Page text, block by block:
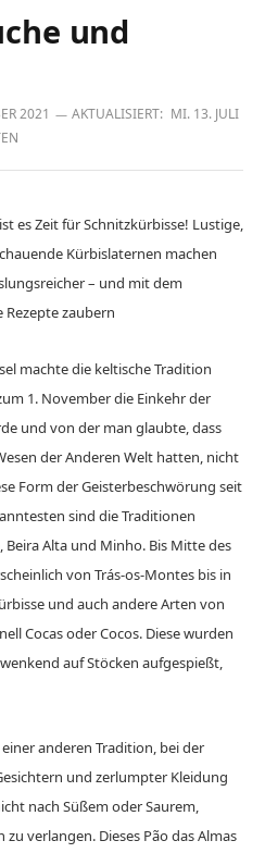
und
2021 AKTUALISIERT: MI. 13. JULI
es Zeit für Schnitzkürbisse! Lustige,
Kürbislaternen machen
– und mit dem
Rezepte zaubern
machte die keltische Tradition
1. November die Einkehr der
und von der man glaubte, dass
der Anderen Welt hatten, nicht
Form der Geisterbeschwörung seit
sind die Traditionen
Alta und Minho. Bis Mitte des
von Trás-os-Montes bis in
und auch andere Arten von
Cocas oder Cocos. Diese wurden
auf Stöcken aufgespießt,
anderen Tradition, bei der
und zerlumpter Kleidung
nach Süßem oder Saurem,
verlangen. Dieses Pão das Almas